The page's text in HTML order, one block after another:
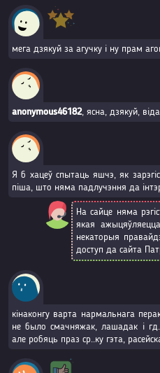
мега дзякуй за агучку і ну прам
anonymous46182, ясна, дзякуй,
Я б хацеў спытаць яшчэ, як
піша, што няма падлучэння да
На сайце няма
якая
некаторыя
доступ да сайта
кінаконгу варта нармальнага
не было смачняжак, лашадак і
але робяць праз ср..ку гэта,